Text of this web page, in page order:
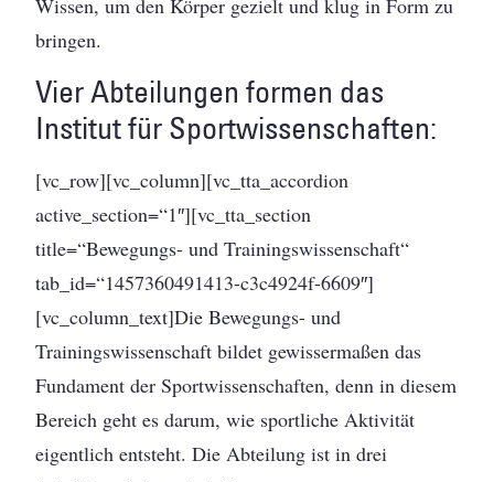
bringen.
Vier Abteilungen formen das
Institut für Sportwissenschaften:
[vc_row][vc_column][vc_tta_accordion
active_section=“1″][vc_tta_section
title=“Bewegungs- und Trainingswissenschaft“
tab_id=“1457360491413-c3c4924f-6609″]
[vc_column_text]Die Bewegungs- und
Trainingswissenschaft bildet gewissermaßen das
Fundament der Sportwissenschaften, denn in diesem
Bereich geht es darum, wie sportliche Aktivität
eigentlich entsteht. Die Abteilung ist in drei